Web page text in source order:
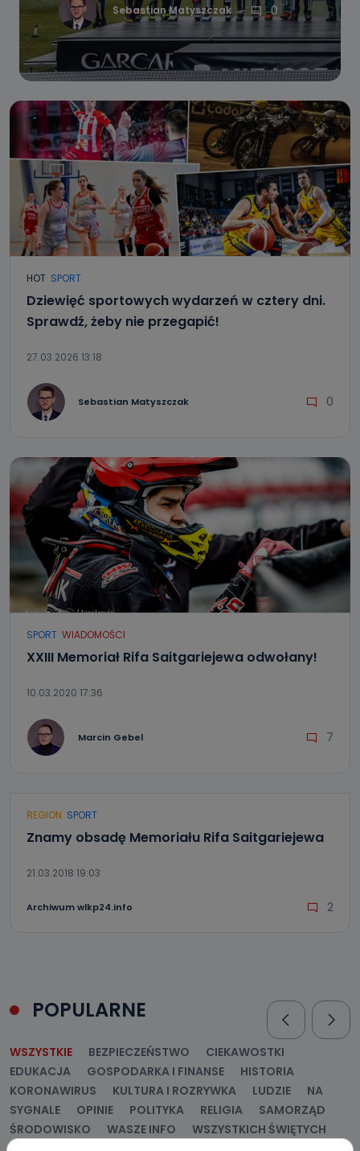
Sebastian Matyszczak 0
HOT SPORT
Dziewięć sportowych wydarzeń w cztery dni.
Sprawdź, żeby nie przegapić!
27.03.2026 13:18
Sebastian Matyszczak 0
SPORT WIADOMOŚCI
XXIII Memoriał Rifa Saitgariejewa odwołany!
10.03.2020 17:36
Marcin Gebel 7
REGION SPORT
Znamy obsadę Memoriału Rifa Saitgariejewa
21.03.2018 19:03
Archiwum wlkp24.info 2
POPULARNE
WSZYSTKIE BEZPIECZEŃSTWO
CIEKAWOSTKI
EDUKACJA
GOSPODARKA I FINANSE
HISTORIA
KORONAWIRUS
KULTURA I ROZRYWKA LUDZIE
NA
SYGNALE
OPINIE POLITYKA RELIGIA
SAMORZĄD
ŚRODOWISKO
WASZE INFO
WSZYSTKICH ŚWIĘTYCH